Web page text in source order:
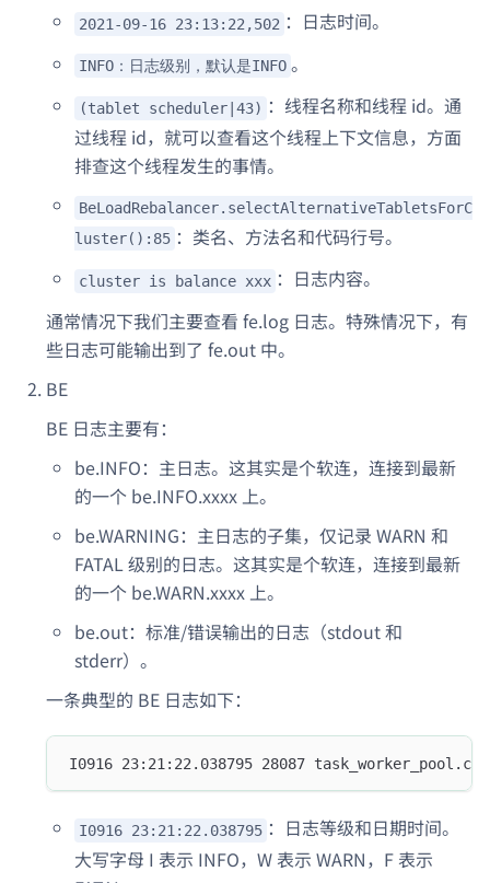
2021-09-16 23:13:22,502 ：日志时间。
INFO：日志级别，默认是INFO 。
(tablet scheduler|43) ：线程名称和线程 id。通
过线程 id，就可以查看这个线程上下文信息，方面
排查这个线程发生的事情。
BeLoadRebalancer.selectAlternativeTabletsForC
luster():85 ：类名、方法名和代码行号。
cluster is balance xxx ：日志内容。
通常情况下我们主要查看 fe.log 日志。特殊情况下，有
些日志可能输出到了 fe.out 中。
BE
BE 日志主要有：
be.INFO：主日志。这其实是个软连，连接到最新
的一个 be.INFO.xxxx 上。
be.WARNING：主日志的子集，仅记录 WARN 和
FATAL 级别的日志。这其实是个软连，连接到最新
的一个 be.WARN.xxxx 上。
be.out：标准/错误输出的日志（stdout 和
stderr）。
一条典型的 BE 日志如下：
I0916 23:21:22.038795 28087
I0916 23:21:22.038795 ：日志等级和日期时间。
大写字母 I 表示 INFO，W 表示 WARN，F 表示